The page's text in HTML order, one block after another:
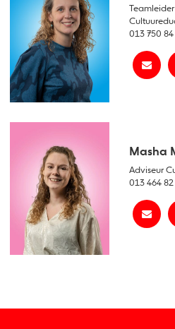
013 750 84
Masha
Adviseur
013 464 82